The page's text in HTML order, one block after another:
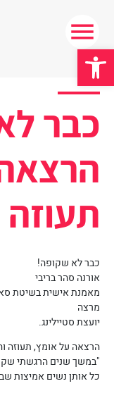
פתח סרגל
כבר
כבר לא שקופה!
אורנה סהר בריבי
מאמנת אישית בשיטת
מרצה
יועצת סטיילינג.
הרצאה על אומץ, תעוזה
"במשך שנים הרגשתי
כל אותן נשים אמיצות